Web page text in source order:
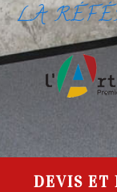
LA
DEVIS ET